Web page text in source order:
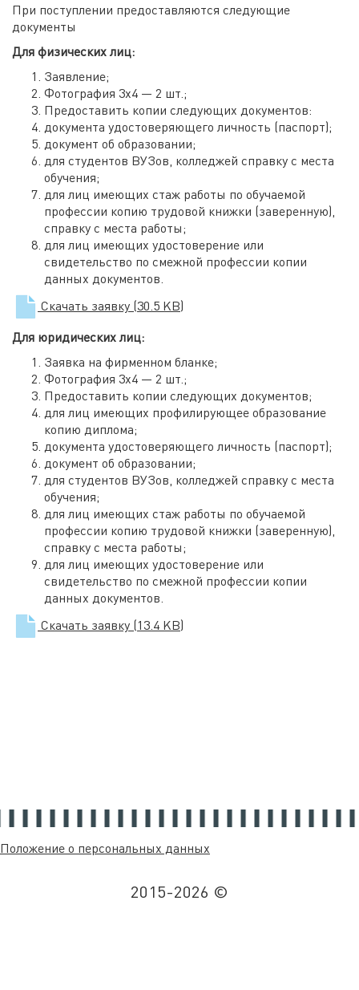
При поступлении предоставляются следующие
документы
Для физических лиц:
Заявление;
Фотография 3х4 — 2 шт.;
Предоставить копии следующих документов:
документа удостоверяющего личность (паспорт);
документ об образовании;
для студентов ВУЗов, колледжей справку с места
обучения;
для лиц имеющих стаж работы по обучаемой
профессии копию трудовой книжки (заверенную),
справку с места работы;
для лиц имеющих удостоверение или
свидетельство по смежной профессии копии
данных документов.
Скачать заявку (30.5 KB)
Для юридических лиц:
Заявка на фирменном бланке;
Фотография 3х4 — 2 шт.;
Предоставить копии следующих документов;
для лиц имеющих профилирующее образование
копию диплома;
документа удостоверяющего личность (паспорт);
документ об образовании;
для студентов ВУЗов, колледжей справку с места
обучения;
для лиц имеющих стаж работы по обучаемой
профессии копию трудовой книжки (заверенную),
справку с места работы;
для лиц имеющих удостоверение или
свидетельство по смежной профессии копии
данных документов.
Скачать заявку (13.4 KB)
Положение о персональных данных
2015-2026 ©